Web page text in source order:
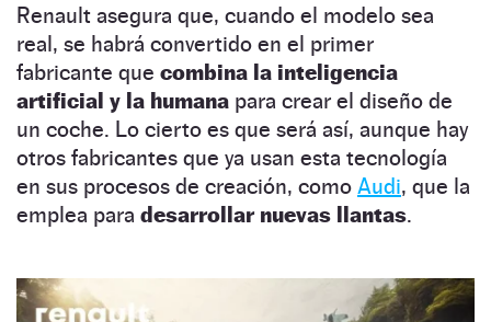
Renault asegura que, cuando el modelo sea
real, se habrá convertido en el primer
fabricante que combina la inteligencia
artificial y la humana para crear el diseño de
un coche. Lo cierto es que será así, aunque hay
otros fabricantes que ya usan esta tecnología
en sus procesos de creación, como Audi, que la
emplea para desarrollar nuevas llantas.